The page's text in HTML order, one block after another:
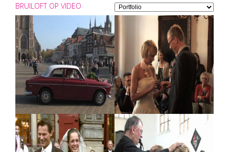
BRUILOFT OP VIDEO